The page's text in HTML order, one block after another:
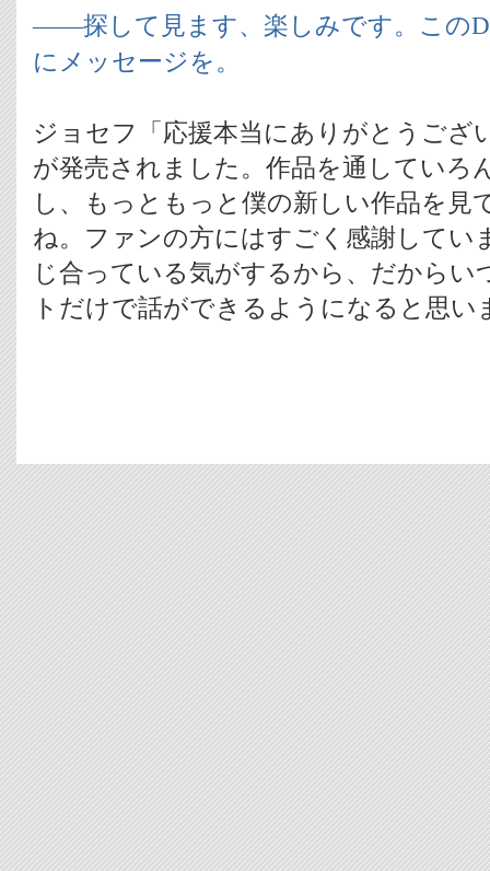
――探して見ます、楽しみです。この
にメッセージを。
ジョセフ「応援本当にありがとうござ
が発売されました。作品を通していろ
し、もっともっと僕の新しい作品を見
ね。ファンの方にはすごく感謝してい
じ合っている気がするから、だからい
トだけで話ができるようになると思い